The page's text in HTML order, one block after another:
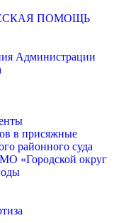
ПОМОЩЬ
Администрации
в присяжные
районного суда
«Городской округ